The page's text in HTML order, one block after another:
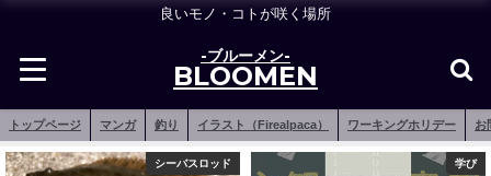
良いモノ・コトが咲く場所
-ブルーメン-
BLOOMEN
トップページ マンガ 釣り イラスト（Firealpaca） ワーキングホリデー お
シーバスロッド 学び